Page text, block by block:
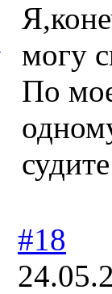
могу
По
#18